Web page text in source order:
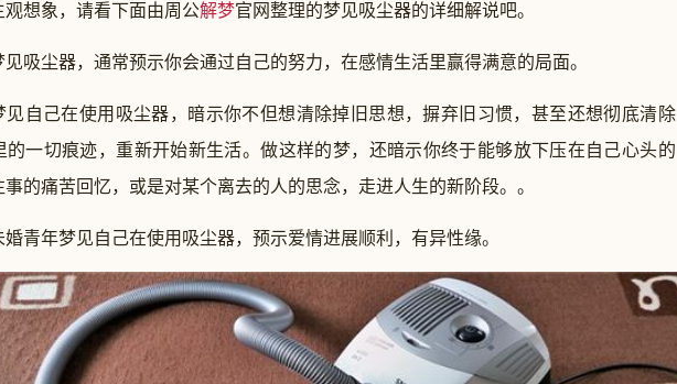
观想象，请看下面由周公解梦官网整理的梦见吸尘器的详细解说吧。
尘器，通常预示你会通过自己的努力，在感情生活里赢得满意的局面。
己在使用吸尘器，暗示你不但想清除掉旧思想，摒弃旧习惯，甚至还想彻底清除
的一切痕迹，重新开始新生活。做这样的梦，还暗示你终于能够放下压在自己心头的
事的痛苦回忆，或是对某个离去的人的思念，走进人生的新阶段。。
年梦见自己在使用吸尘器，预示爱情进展顺利，有异性缘。